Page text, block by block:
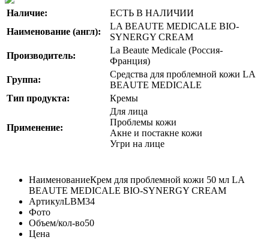
Наличие:
ЕСТЬ В НАЛИЧИИ
Наименование (англ):
LA BEAUTE MEDICALE BIO-
SYNERGY CREAM
Производитель:
La Beaute Medicale (Россия-
Франция)
Группа:
Средства для проблемной кожи LA
BEAUTE MEDICALE
Тип продукта:
Кремы
Применение:
Для лица
Проблемы кожи
Акне и постакне кожи
Угри на лице
НаименованиеКрем для проблемной кожи 50 мл LA
BEAUTE MEDICALE BIO-SYNERGY CREAM
АртикулLBM34
Фото
Объем/кол-во50
Цена